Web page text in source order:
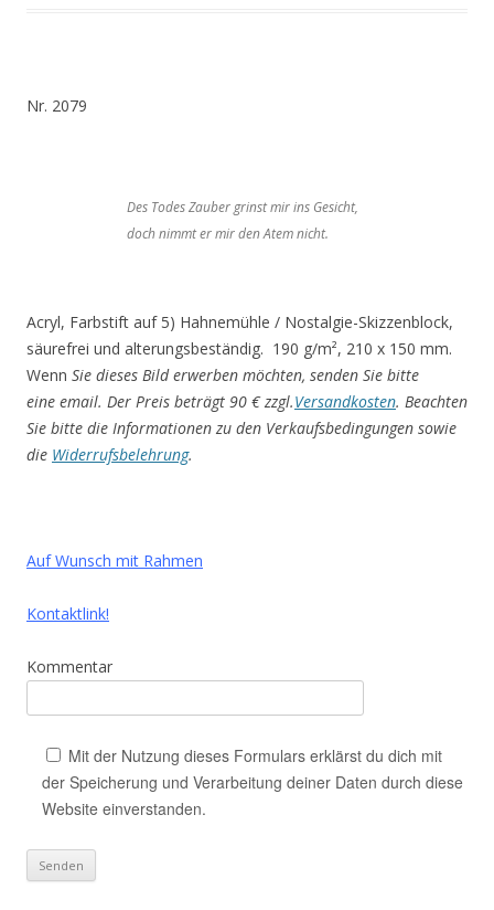
Nr. 2079
Des Todes Zauber grinst mir ins Gesicht,
doch nimmt er mir den Atem nicht.
Acryl, Farbstift auf 5) Hahnemühle / Nostalgie-Skizzenblock,
säurefrei und alterungsbeständig. 190 g/m², 210 x 150 mm.
Wenn Sie dieses Bild erwerben möchten, senden Sie bitte
eine email. Der Preis beträgt 90 € zzgl.Versandkosten. Beachten
Sie bitte die Informationen zu den Verkaufsbedingungen sowie
die Widerrufsbelehrung.
Auf Wunsch mit Rahmen
Kontaktlink!
Kommentar
Mit der Nutzung dieses Formulars erklärst du dich mit
der Speicherung und Verarbeitung deiner Daten durch diese
Website einverstanden.